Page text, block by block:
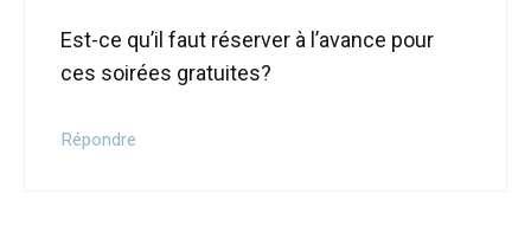
Est-ce qu’il faut réserver à l’avance pour
ces soirées gratuites?
Répondre